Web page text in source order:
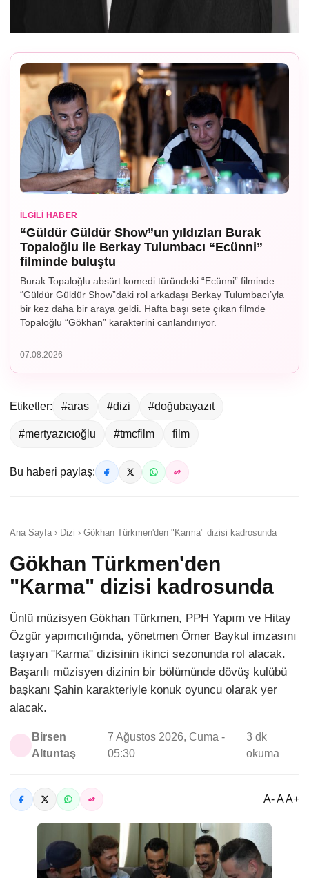
İLGILI HABER
“Güldür Güldür Show”un yıldızları Burak
Topaloğlu ile Berkay Tulumbacı “Ecünni”
filminde buluştu
Burak Topaloğlu absürt komedi türündeki “Ecünni” filminde
“Güldür Güldür Show”daki rol arkadaşı Berkay Tulumbacı’yla
bir kez daha bir araya geldi. Hafta başı sete çıkan filmde
Topaloğlu “Gökhan” karakterini canlandırıyor.
07.08.2026
Etiketler: #aras #dizi #doğubayazıt
#mertyazıcıoğlu #tmcfilm film
Bu haberi paylaş:
Ana Sayfa › Dizi › Gökhan Türkmen'den "Karma" dizisi kadrosunda
Gökhan Türkmen'den
"Karma" dizisi kadrosunda
Ünlü müzisyen Gökhan Türkmen, PPH Yapım ve Hitay
Özgür yapımcılığında, yönetmen Ömer Baykul imzasını
taşıyan "Karma" dizisinin ikinci sezonunda rol alacak.
Başarılı müzisyen dizinin bir bölümünde dövüş kulübü
başkanı Şahin karakteriyle konuk oyuncu olarak yer
alacak.
Birsen
Altuntaş
7 Ağustos 2026, Cuma -
05:30
3 dk
okuma
A- A A+